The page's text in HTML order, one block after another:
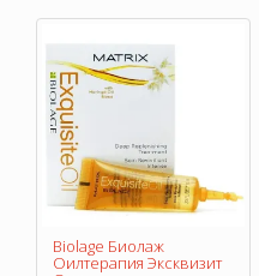
Biolage Биолаж
Оилтерапия Эксквизит